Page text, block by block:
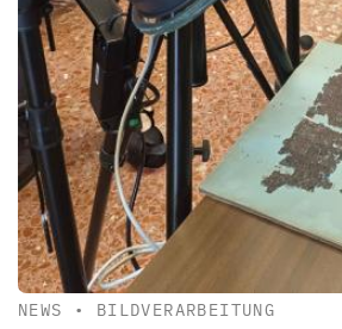
NEWS • BILDVERARBEITUNG